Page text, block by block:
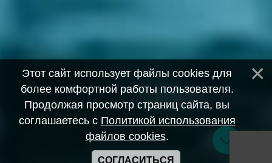
Этот сайт использует файлы cookies для
более комфортной работы пользователя.
Продолжая просмотр страниц сайта, вы
соглашаетесь с Политикой использования
файлов cookies.
СОГЛАСИТЬСЯ